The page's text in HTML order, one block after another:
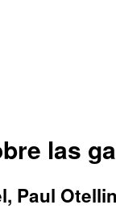
las
Paul